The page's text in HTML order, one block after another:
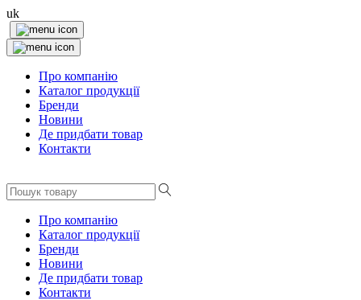
uk
Про компанію
Каталог продукції
Бренди
Новини
Де придбати товар
Контакти
Про компанію
Каталог продукції
Бренди
Новини
Де придбати товар
Контакти